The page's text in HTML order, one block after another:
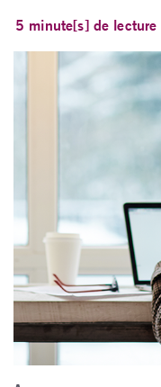
5 minute[s] de lecture